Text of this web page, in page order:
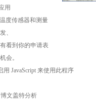
用
度传感器和测量
、
看到你的申请表
会。
用 JavaScript 来使用此程序
文盖特分析